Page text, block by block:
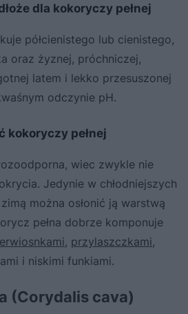
dla kokoryczy pełnej
półcienistego lub cienistego,
oraz żyznej, próchniczej,
latem i lekko przesuszonej
odczynie pH.
kokoryczy pełnej
wiec zwykle nie
Jedynie w chłodniejszych
można osłonić ją warstwą
pełna dobrze komponuje
, przylaszczkami,
i niskimi funkiami.
(Corydalis cava)